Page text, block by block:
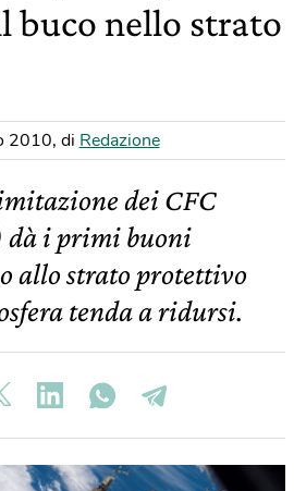
buco nello strato
2010, di Redazione
dei CFC
dà i primi buoni
allo strato protettivo
tenda a ridursi.